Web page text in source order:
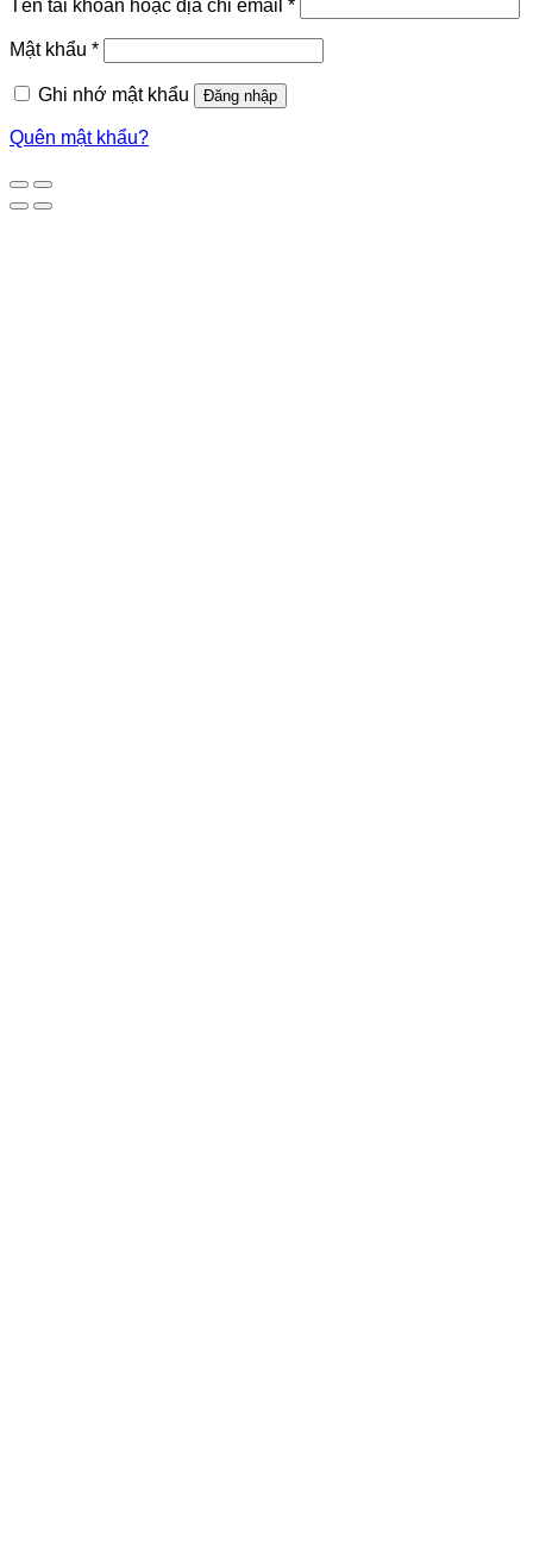
Tên tài khoản hoặc địa chỉ email *
Mật khẩu *
Ghi nhớ mật khẩu Đăng nhập
Quên mật khẩu?